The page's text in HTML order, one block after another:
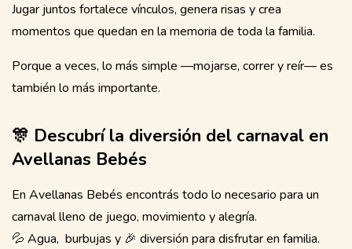
Jugar juntos fortalece vínculos, genera risas y crea
momentos que quedan en la memoria de toda la familia.
Porque a veces, lo más simple —mojarse, correr y reír— es
también lo más importante.
🎊 Descubrí la diversión del carnaval en
Avellanas Bebés
En Avellanas Bebés encontrás todo lo necesario para un
carnaval lleno de juego, movimiento y alegría.
💦 Agua, burbujas y 🎉 diversión para disfrutar en familia.